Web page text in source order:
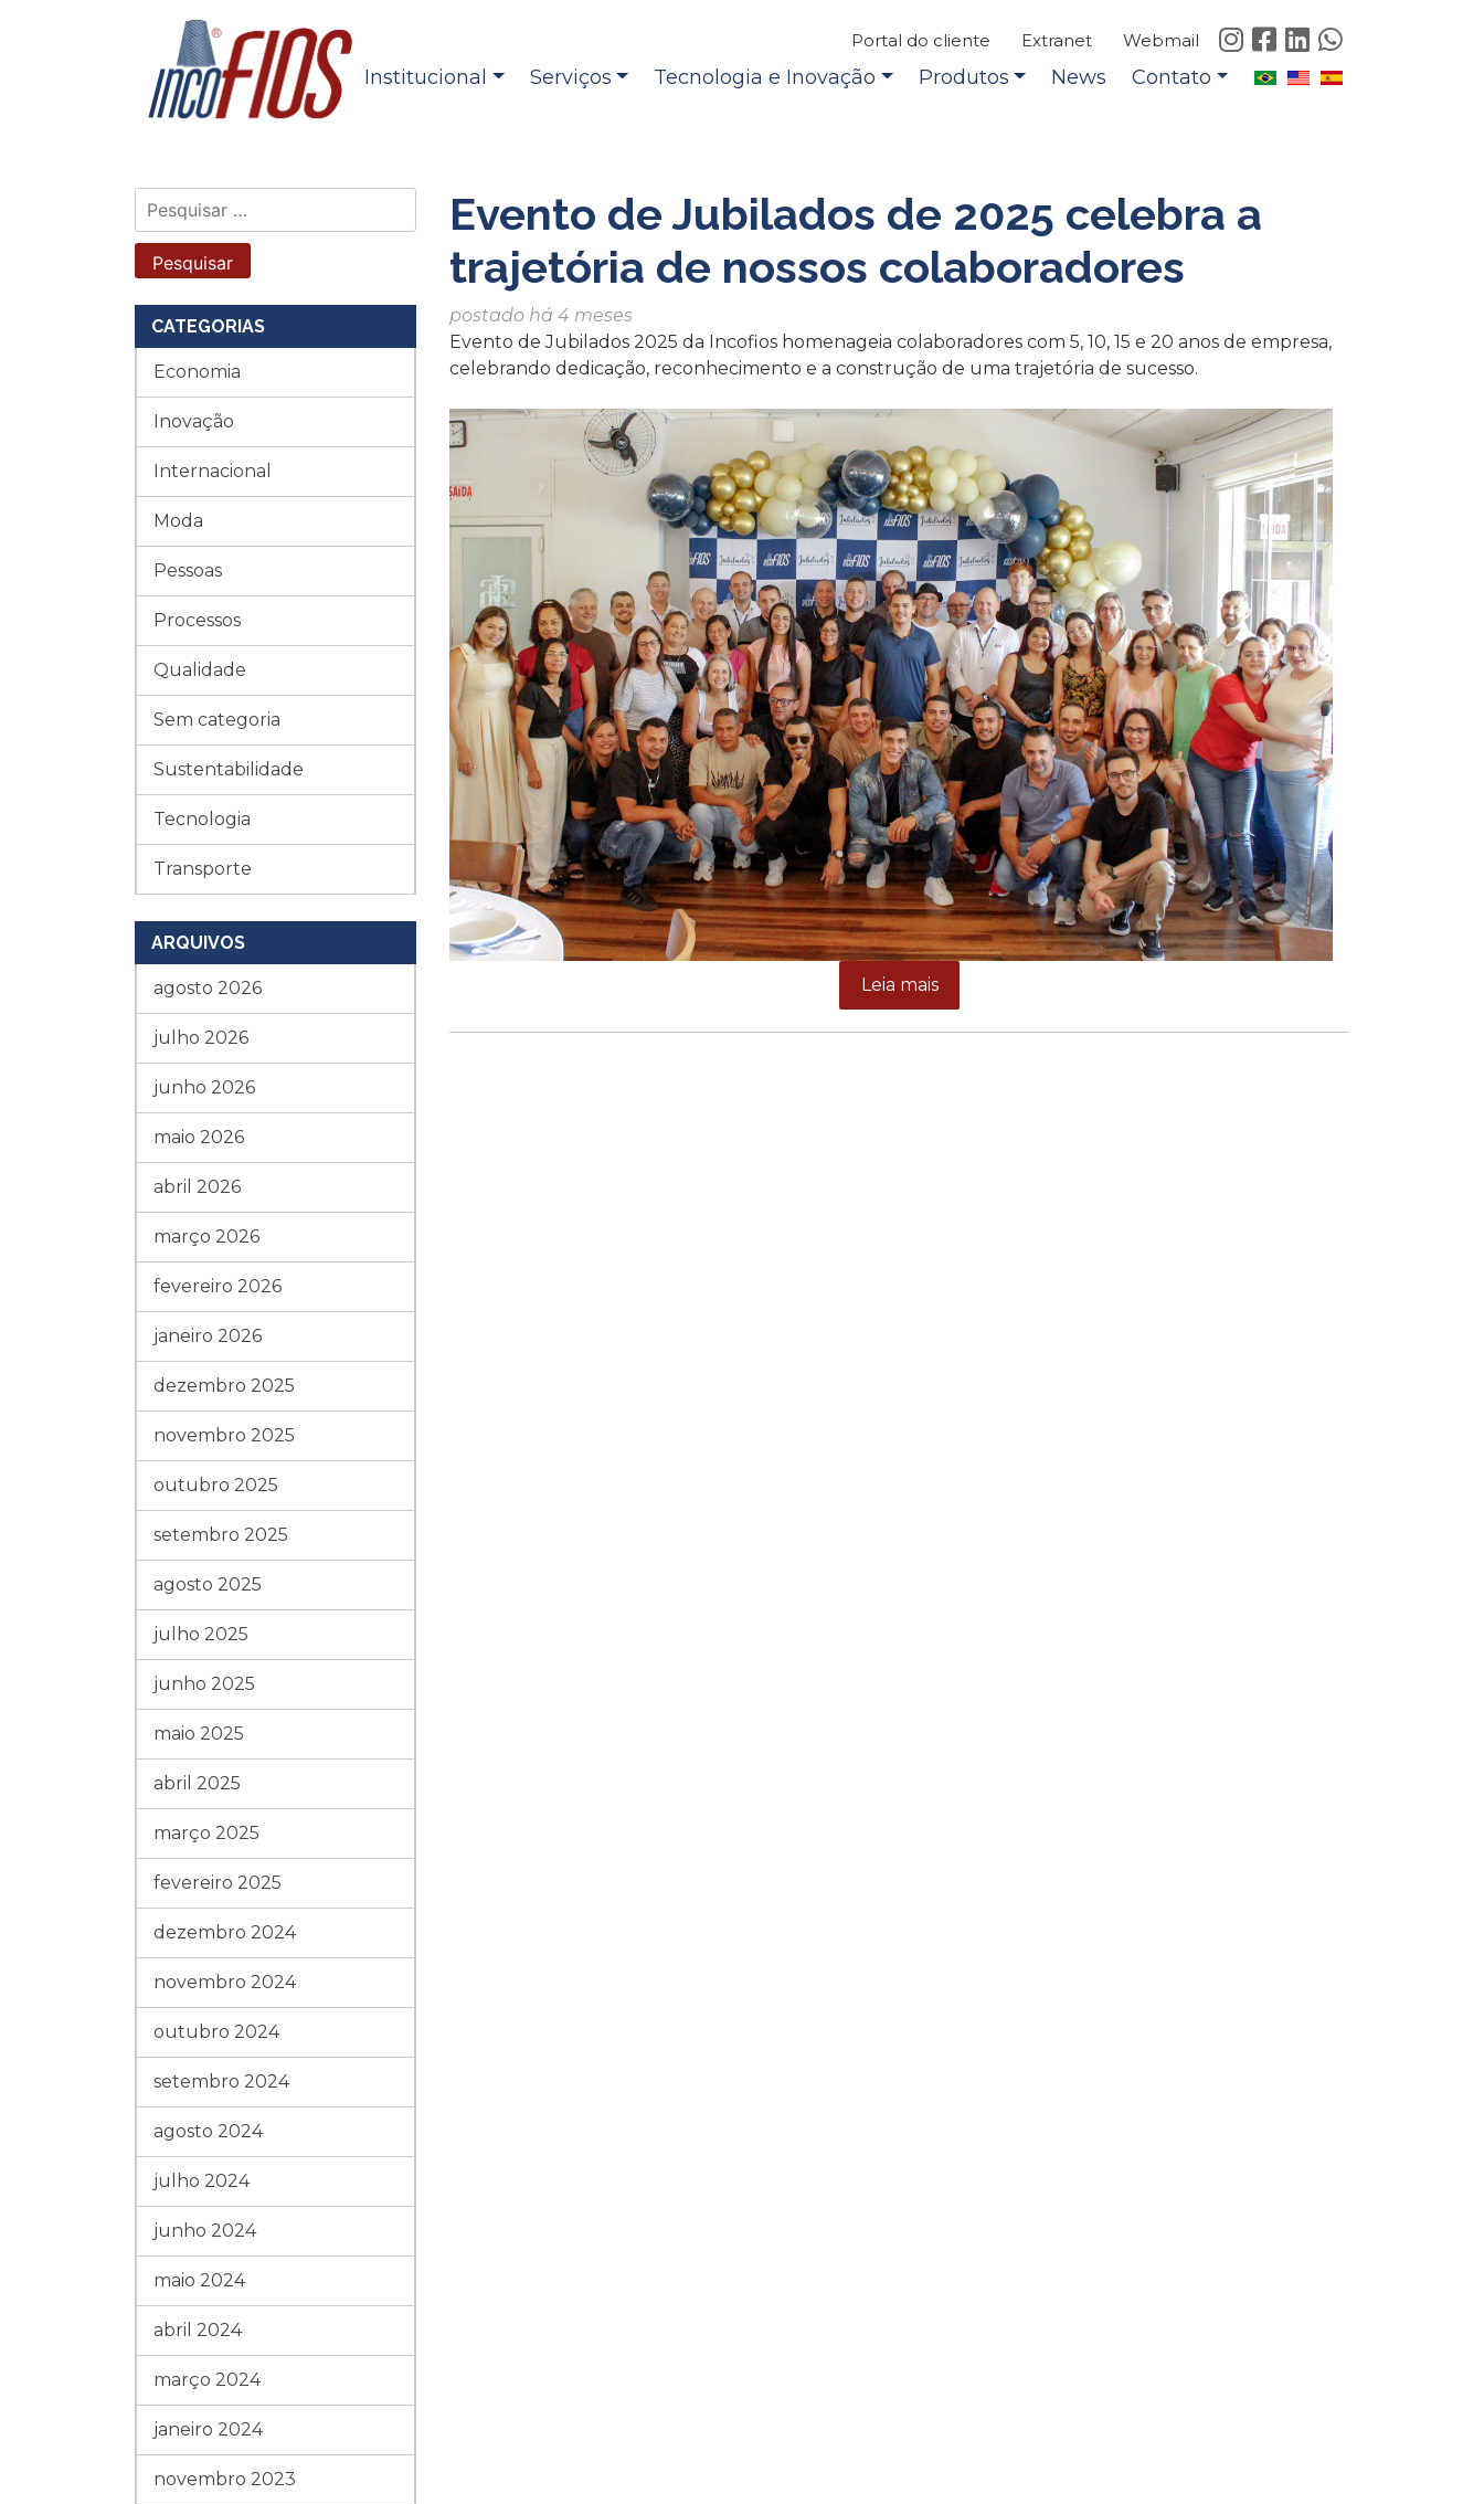
Institucional Serviços Tecnologia e Inovação Produtos News Contato
Portal do cliente Extranet Webmail
Pesquisar
por:
CATEGORIAS
Economia
Inovação
Internacional
Moda
Pessoas
Processos
Qualidade
Sem categoria
Sustentabilidade
Tecnologia
Transporte
ARQUIVOS
agosto 2026
julho 2026
junho 2026
maio 2026
abril 2026
março 2026
fevereiro 2026
janeiro 2026
dezembro 2025
novembro 2025
outubro 2025
setembro 2025
agosto 2025
julho 2025
junho 2025
maio 2025
abril 2025
março 2025
fevereiro 2025
dezembro 2024
novembro 2024
outubro 2024
setembro 2024
agosto 2024
julho 2024
junho 2024
maio 2024
abril 2024
março 2024
janeiro 2024
novembro 2023
Evento de Jubilados de 2025 celebra a
trajetória de nossos colaboradores
postado há 4 meses
Evento de Jubilados 2025 da Incofios homenageia colaboradores com 5, 10, 15 e 20 anos de empresa,
celebrando dedicação, reconhecimento e a construção de uma trajetória de sucesso.
Leia mais